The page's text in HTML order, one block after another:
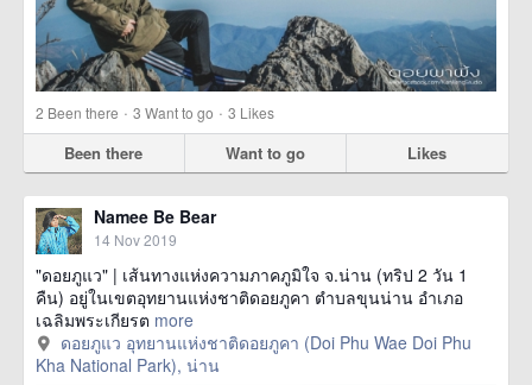
2 Been there · 3 Want to go · 3 Likes
Been there Want to go Likes
Namee Be Bear
14 Nov 2019
"ดอยภูแว" | เส้นทางแห่งความภาคภูมิใจ จ.น่าน (ทริป 2 วัน 1
คืน) อยู่ในเขตอุทยานแห่งชาติดอยภูคา ตำบลขุนน่าน อำเภอ
เฉลิมพระเกียรต more
ดอยภูแว อุทยานแห่งชาติดอยภูคา (Doi Phu Wae Doi Phu
Kha National Park), น่าน